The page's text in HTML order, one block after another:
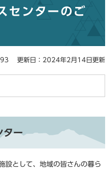
センターのご
更新日：2024年2月14日更新
ター
設として、地域の皆さんの暮ら